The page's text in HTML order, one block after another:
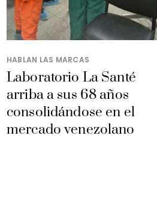
HABLAN LAS MARCAS
Laboratorio La Santé
arriba a sus 68 años
consolidándose en el
mercado venezolano